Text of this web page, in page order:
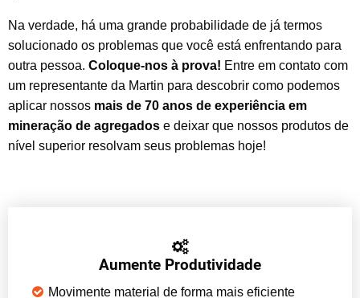
Na verdade, há uma grande probabilidade de já termos
solucionado os problemas que você está enfrentando para
outra pessoa. Coloque-nos à prova! Entre em contato com
um representante da Martin para descobrir como podemos
aplicar nossos mais de 70 anos de experiência em
mineração de agregados e deixar que nossos produtos de
nível superior resolvam seus problemas hoje!
Aumente Produtividade
Movimente material de forma mais eficiente